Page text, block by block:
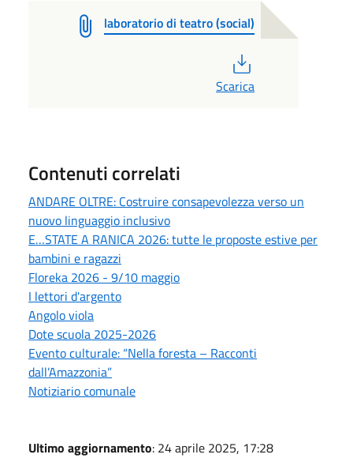
laboratorio di teatro (social)
Scarica
Contenuti correlati
ANDARE OLTRE: Costruire consapevolezza verso un
nuovo linguaggio inclusivo
E…STATE A RANICA 2026: tutte le proposte estive per
bambini e ragazzi
Floreka 2026 - 9/10 maggio
I lettori d'argento
Angolo viola
Dote scuola 2025-2026
Evento culturale: “Nella foresta – Racconti
dall’Amazzonia”
Notiziario comunale
Ultimo aggiornamento: 24 aprile 2025, 17:28